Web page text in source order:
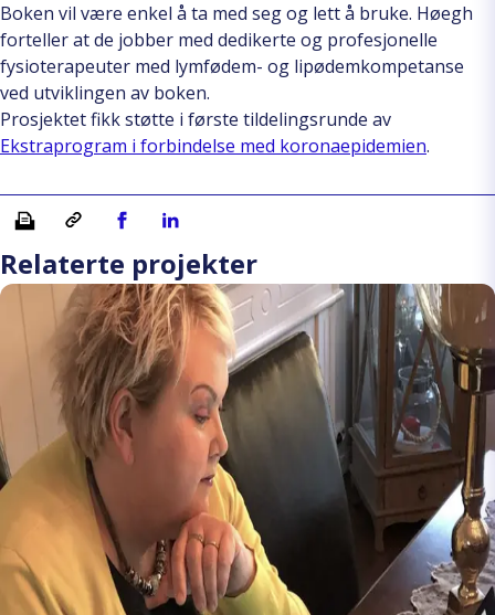
Boken vil være enkel å ta med seg og lett å bruke. Høegh
forteller at de jobber med dedikerte og profesjonelle
fysioterapeuter med lymfødem- og lipødemkompetanse
ved utviklingen av boken.
Prosjektet fikk støtte i første tildelingsrunde av
Ekstraprogram i forbindelse med koronaepidemien.
Skriv ut Kopiera länkDel på Facebook
Del på Linkedin
Relaterte projekter